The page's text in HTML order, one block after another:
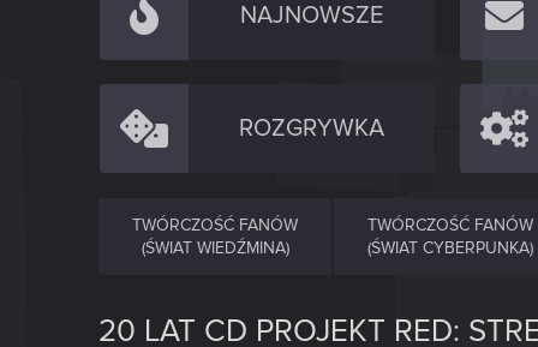
NAJNOWSZE
ROZGRYWKA
TWÓRCZOŚĆ FANÓW
(ŚWIAT WIEDŹMINA)
TWÓRCZOŚĆ FANÓW
(ŚWIAT CYBERPUNKA)
20 LAT CD PROJEKT RED: